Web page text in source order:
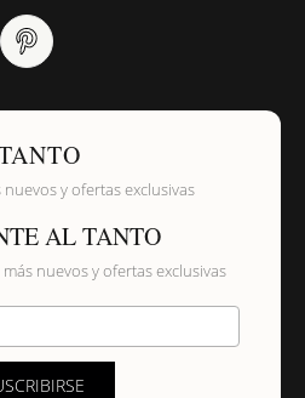
y ofertas exclusivas
AL TANTO
nuevos y ofertas exclusivas